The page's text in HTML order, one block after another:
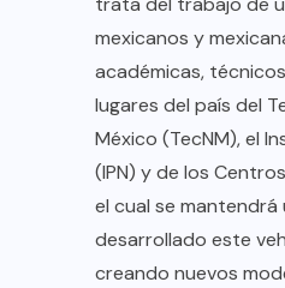
mexicanos y
académicas,
lugares del país del
México (TecNM), el
(IPN) y de los
el cual se mantendrá
desarrollado este
creando nuevos